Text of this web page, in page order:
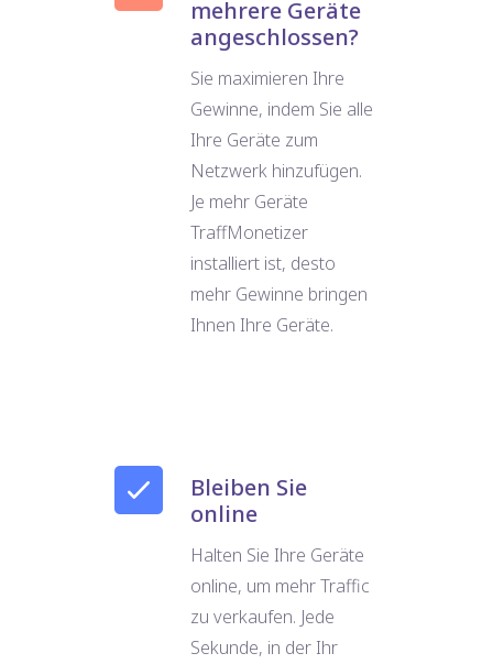
mehrere Geräte
angeschlossen?
Sie maximieren Ihre
Gewinne, indem Sie alle
Ihre Geräte zum
Netzwerk hinzufügen.
Je mehr Geräte
TraffMonetizer
installiert ist, desto
mehr Gewinne bringen
Ihnen Ihre Geräte.
Bleiben Sie
online
Halten Sie Ihre Geräte
online, um mehr Traffic
zu verkaufen. Jede
Sekunde, in der Ihr